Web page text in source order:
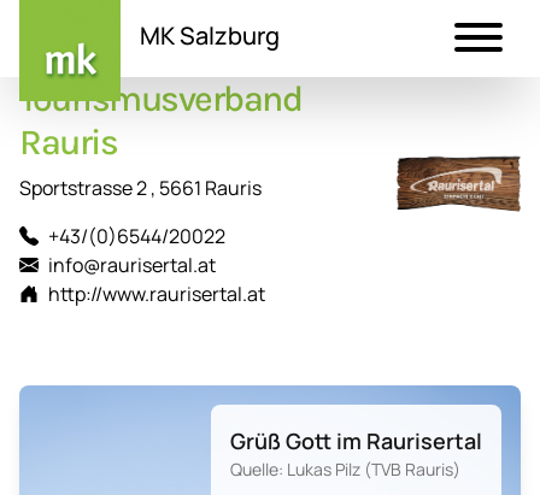
Inhalt
MK Salzburg
Tourismusverband
Rauris
Sportstrasse 2 , 5661 Rauris
+43/(0)6544/20022
info@raurisertal.at
http://www.raurisertal.at
Grüß Gott im Raurisertal
Quelle: Lukas Pilz (TVB Rauris)